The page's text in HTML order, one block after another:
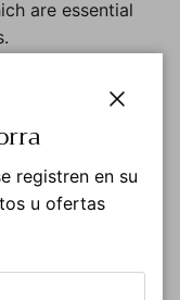
are essential
It
plant fibers and
The female is
and caring for
registren en su
u ofertas